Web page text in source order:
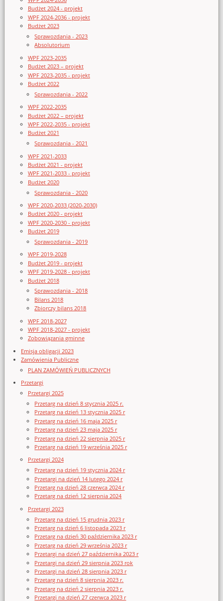
Budżet 2024 - projekt
WPF 2024-2036 - projekt
Budżet 2023
Sprawozdania - 2023
Absolutorium
WPF 2023-2035
Budżet 2023 – projekt
WPF 2023-2035 - projekt
Budżet 2022
Sprawozdania - 2022
WPF 2022-2035
Budżet 2022 – projekt
WPF 2022-2035 - projekt
Budżet 2021
Sprawozdania - 2021
WPF 2021-2033
Budżet 2021 - projekt
WPF 2021-2033 - projekt
Budżet 2020
Sprawozdania - 2020
WPF 2020-2033 (2020-2030)
Budżet 2020 - projekt
WPF 2020-2030 - projekt
Budżet 2019
Sprawozdania - 2019
WPF 2019-2028
Budżet 2019 - projekt
WPF 2019-2028 - projekt
Budżet 2018
Sprawozdania - 2018
Bilans 2018
Zbiorczy bilans 2018
WPF 2018-2027
WPF 2018-2027 - projekt
Zobowiązania gminne
Emisja obligacji 2023
Zamówienia Publiczne
PLAN ZAMÓWIEŃ PUBLICZNYCH
Przetargi
Przetargi 2025
Przetarg na dzień 8 stycznia 2025 r.
Przetarg na dzień 13 stycznia 2025 r
Przetarg na dzień 16 maja 2025 r
Przetarg na dzień 23 maja 2025 r
Przetarg na dzień 22 sierpnia 2025 r
Przetarg na dzień 19 września 2025 r
Przetargi 2024
Przetarg na dzień 19 stycznia 2024 r
Przetargi na dzień 14 lutego 2024 r
Przetarg na dzień 28 czerwca 2024 r
Przetarg na dzień 12 sierpnia 2024
Przetargi 2023
Przetarg na dzień 15 grudnia 2023 r
Przetarg na dzień 6 listopada 2023 r
Przetarg na dzień 30 października 2023 r
Przetarg na dzień 29 września 2023 r
Przetargi na dzień 27 października 2023 r
Przetargi na dzień 29 sierpnia 2023 rok
Przetargi na dzień 28 sierpnia 2023 r
Przetarg na dzień 8 sierpnia 2023 r.
Przetarg na dzień 2 sierpnia 2023 r.
Przetargi na dzień 27 czerwca 2023 r